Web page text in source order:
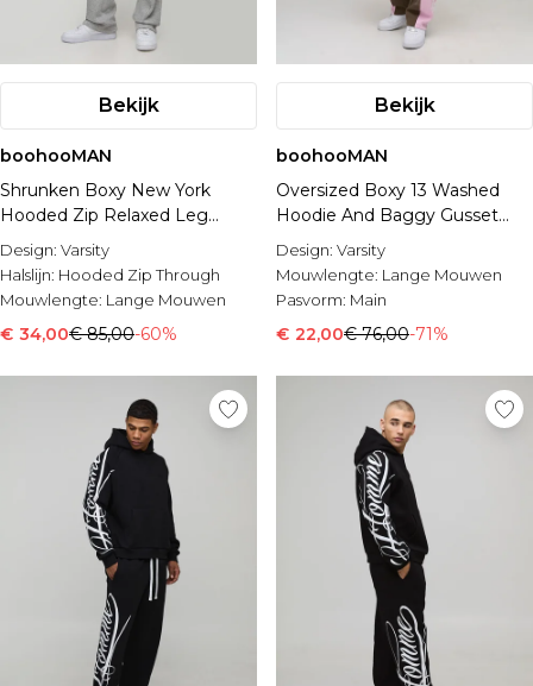
Bekijk
boohooMAN
Shrunken Boxy New York
Hooded Zip Relaxed Leg
Tracksuit
Design: Varsity
Halslijn: Hooded Zip Through
Mouwlengte: Lange Mouwen
€ 34,00€ 85,00-60%
Bekijk
boohooMAN
Oversized Boxy 13 Washed
Hoodie And Baggy Gusset
Jogger Tracksuit
Design: Varsity
Mouwlengte: Lange Mouwen
Pasvorm: Main
€ 22,00€ 76,00-71%